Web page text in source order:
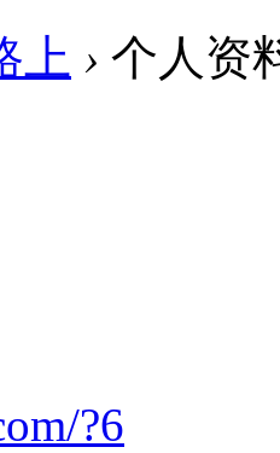
上 › 个人资
?6